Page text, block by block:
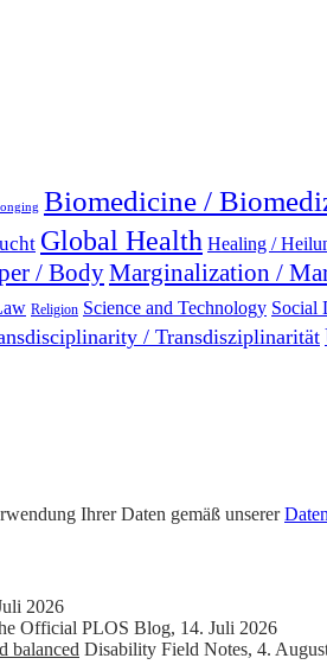
Biomedicine /
Global Health Healing /
/ BodyMarginalization /
Religion Science and Technology Social
/ Transdisziplinarität
Ihrer Daten gemäß unserer
2026
Official PLOS Blog, 14. Juli 2026
balanced Disability Field Notes, 4.